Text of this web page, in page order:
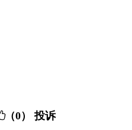
（0） 投诉